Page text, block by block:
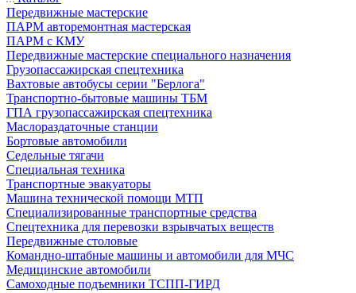
Передвижные мастерские
ПАРМ авторемонтная мастерская
ПАРМ с КМУ
Передвижные мастерские специального назначения
Грузопассажирская спецтехника
Вахтовые автобусы серии "Берлога"
Транспортно-бытовые машины ТБМ
ГПА грузопассажирская спецтехника
Маслораздаточные станции
Бортовые автомобили
Седельные тягачи
Специальная техника
Транспортные эвакуаторы
Машина технической помощи МТП
Специализированные транспортные средства
Спецтехника для перевозки взрывчатых веществ
Передвижные столовые
Командно-штабные машины и автомобили для МЧС
Медицинские автомобили
Самоходные подъемники ТСПП-ГИРД